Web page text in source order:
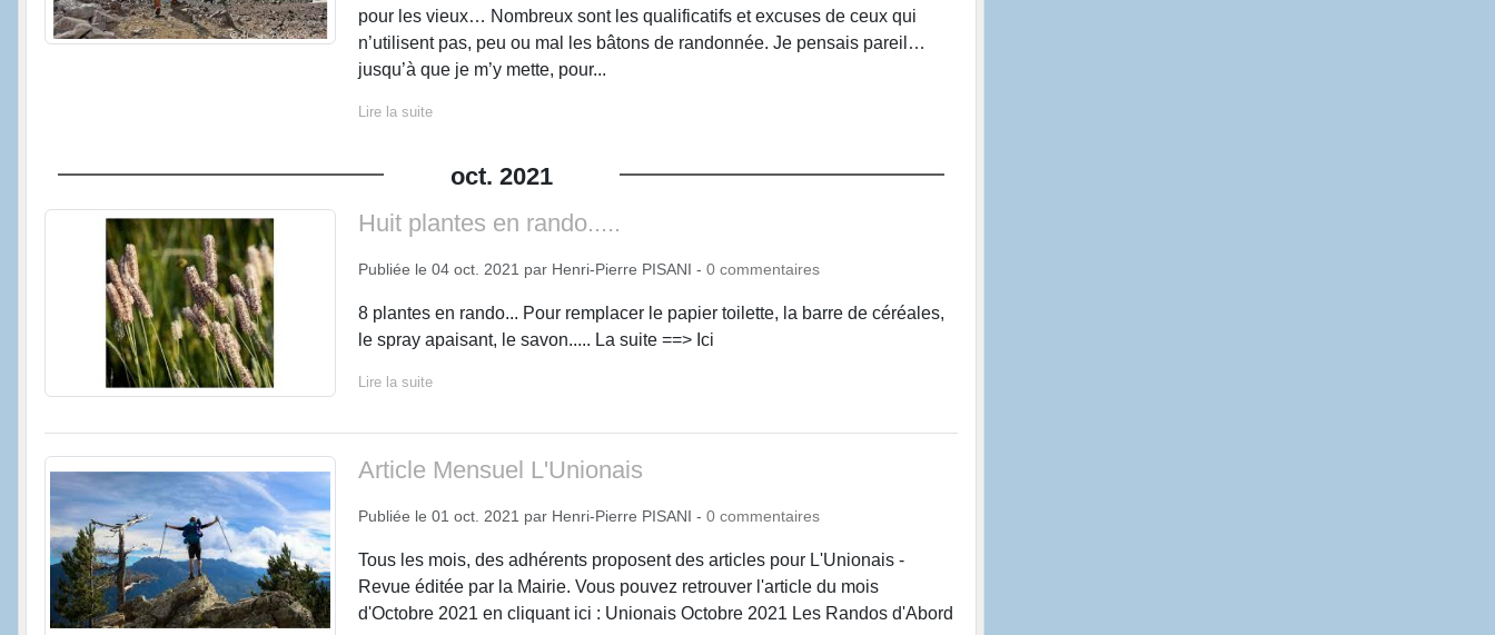
pour les vieux… Nombreux sont les qualificatifs et excuses de ceux qui
n’utilisent pas, peu ou mal les bâtons de randonnée. Je pensais pareil…
jusqu’à que je m’y mette, pour...
Lire la suite
oct. 2021
Huit plantes en rando.....
Publiée le 04 oct. 2021 par Henri-Pierre PISANI - 0 commentaires
8 plantes en rando... Pour remplacer le papier toilette, la barre de céréales,
le spray apaisant, le savon..... La suite ==> Ici
Lire la suite
Article Mensuel L'Unionais
Publiée le 01 oct. 2021 par Henri-Pierre PISANI - 0 commentaires
Tous les mois, des adhérents proposent des articles pour L'Unionais -
Revue éditée par la Mairie. Vous pouvez retrouver l'article du mois
d'Octobre 2021 en cliquant ici : Unionais Octobre 2021 Les Randos d'Abord